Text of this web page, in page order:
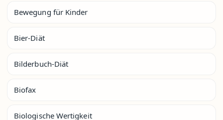
Bewegung für Kinder
Bier-Diät
Bilderbuch-Diät
Biofax
Biologische Wertigkeit